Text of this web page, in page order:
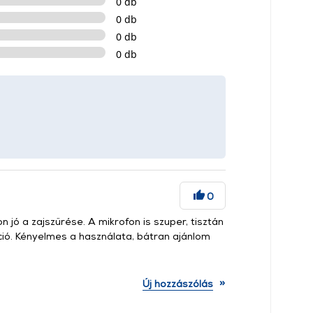
0 db
0 db
0 db
0
jó a zajszűrése. A mikrofon is szuper, tisztán
Kényelmes a használata, bátran ajánlom
Új hozzászólás »